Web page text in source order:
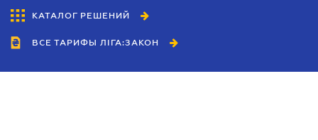
КАТАЛОГ РЕШЕНИЙ
ВСЕ ТАРИФЫ ЛІГА:ЗАКОН